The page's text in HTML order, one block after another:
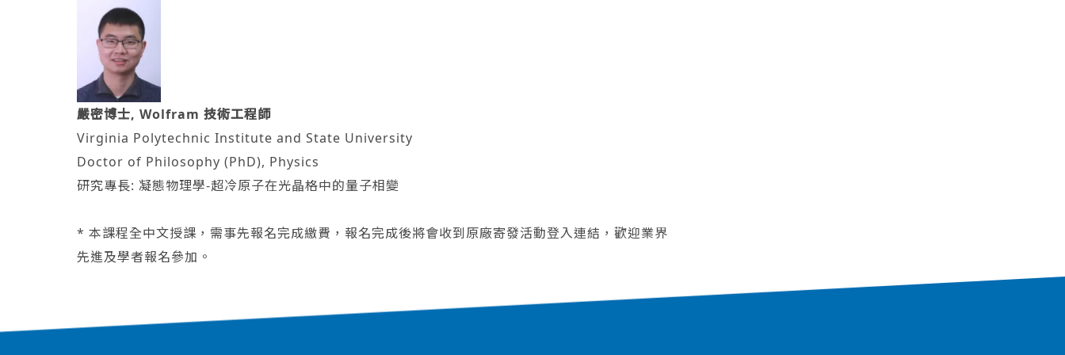
嚴密博士, Wolfram 技術工程師
Virginia Polytechnic Institute and State University
Doctor of Philosophy (PhD), Physics
研究專長: 凝態物理學-超冷原子在光晶格中的量子相變
* 本課程全中文授課，需事先報名完成繳費，報名完成後將會收到原廠寄發活動登入連結，歡迎業界
先進及學者報名參加。